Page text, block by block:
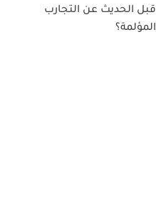
قبل الحديث عن التجارب
المؤلمة؟